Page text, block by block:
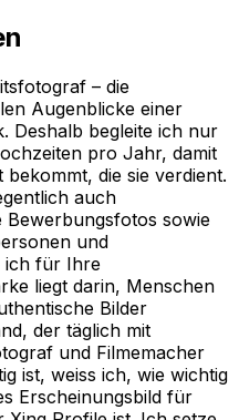
– die
Augenblicke einer
Deshalb begleite ich nur
pro Jahr, damit
die sie verdient.
auch
Bewerbungsfotos sowie
und
ich für Ihre
liegt darin, Menschen
Bilder
der täglich mit
und Filmemacher
ist, weiss ich, wie wichtig
Erscheinungsbild für